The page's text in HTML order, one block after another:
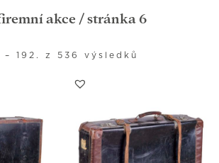
akce / stránka 6
– 192. z 536 výsledků